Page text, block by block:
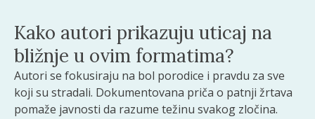
Kako autori prikazuju uticaj na
bližnje u ovim formatima?
Autori se fokusiraju na bol porodice i pravdu za sve
koji su stradali. Dokumentovana priča o patnji žrtava
pomaže javnosti da razume težinu svakog zločina.